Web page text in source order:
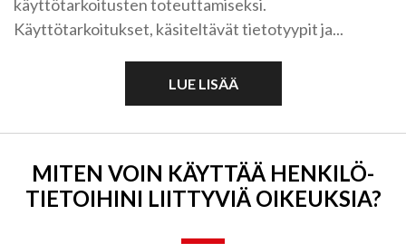
käyttötarkoitusten toteuttamiseksi.
Käyttötarkoitukset, käsiteltävät tietotyypit ja...
LUE LISÄÄ
MITEN VOIN KÄYTTÄÄ HENKILÖ­
TIETOIHINI LIITTYVIÄ OIKEUKSIA?